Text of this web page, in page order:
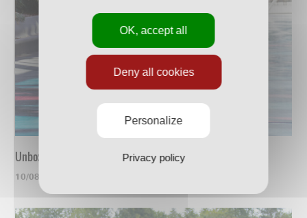
Unboxing du nouveau maillot
10/08/2023
OK, accept all
Deny all cookies
Personalize
Privacy policy